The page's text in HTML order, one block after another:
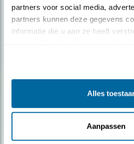
partners voor social media,
partners kunnen deze gegevens
informatie die u aan ze heeft
Alles
Aanpassen
Ontvang 5 x Vogels voor
Vogels is het tijdschrift voor